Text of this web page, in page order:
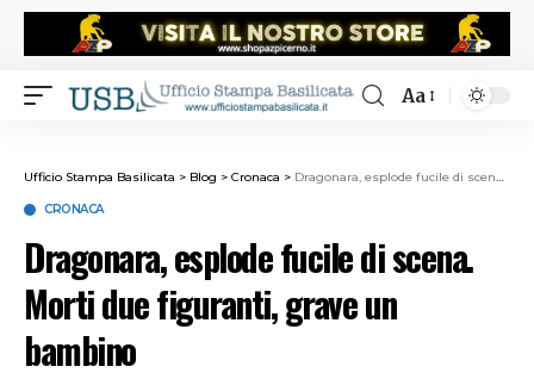
Aa
Ufficio Stampa Basilicata > Blog > Cronaca > Dragonara, esplode fucile di scena. Morti due figuranti, grave un bambino
CRONACA
Dragonara, esplode fucile di scena.
Morti due figuranti, grave un
bambino